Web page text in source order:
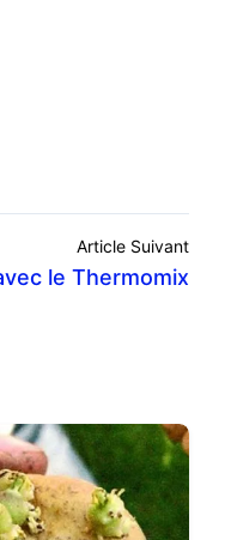
Article Suivant
le Thermomix